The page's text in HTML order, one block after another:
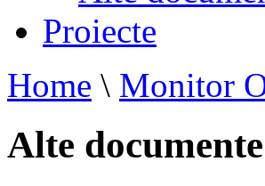
Proiecte
Home \ Monitor
Alte documente